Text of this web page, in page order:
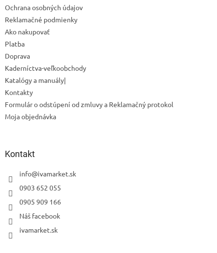
Ochrana osobných údajov
Reklamačné podmienky
Ako nakupovať
Platba
Doprava
Kaderníctva-veľkoobchody
Katalógy a manuály|
Kontakty
Formulár o odstúpení od zmluvy a Reklamačný protokol
Moja objednávka
Kontakt
info@ivamarket.sk
0903 652 055
0905 909 166
Náš facebook
ivamarket.sk